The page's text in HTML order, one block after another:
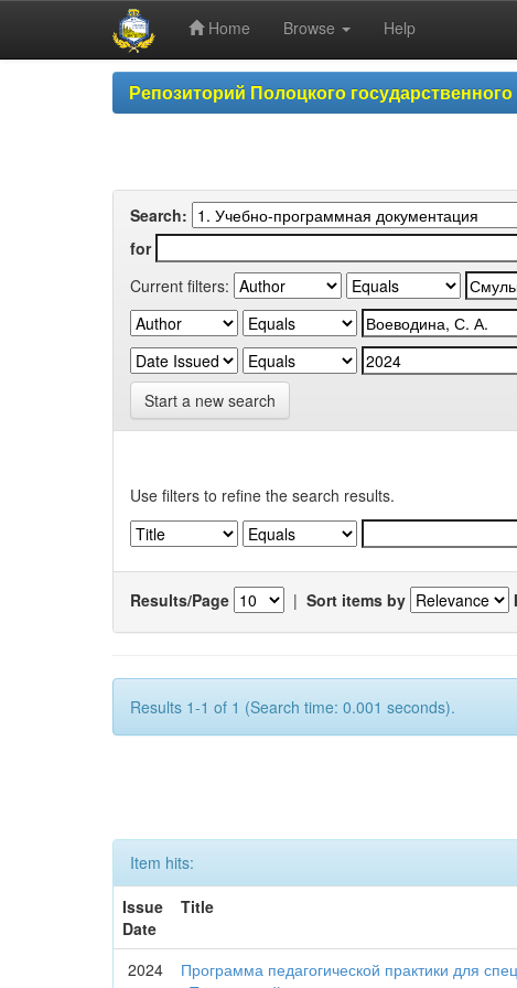
Home Browse Help
Репозиторий Полоцкого
Search:
for
Current filters:
Start a new search
Use filters to refine the search results.
Results/Page | Sort items by
Results 1-1 of 1 (Search time: 0.001 seconds).
Item hits:
Issue
Date
Title
2024
Программа педагогической практики для